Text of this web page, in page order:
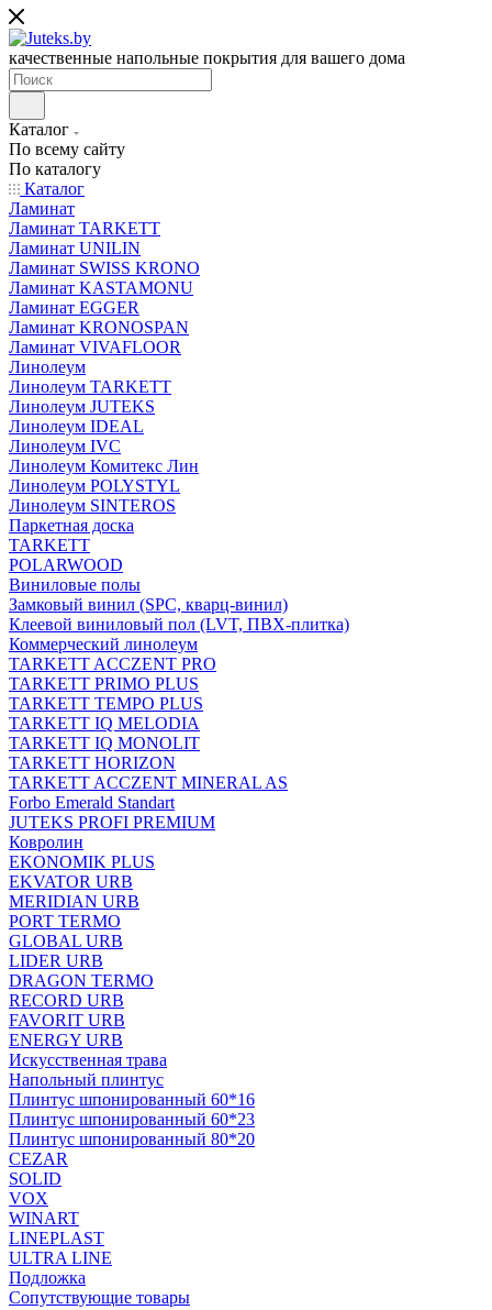
качественные напольные покрытия для вашего дома
Каталог
По всему сайту
По каталогу
Каталог
Ламинат
Ламинат TARKETT
Ламинат UNILIN
Ламинат SWISS KRONO
Ламинат KASTAMONU
Ламинат EGGER
Ламинат KRONOSPAN
Ламинат VIVAFLOOR
Линолеум
Линолеум TARKETT
Линолеум JUTEKS
Линолеум IDEAL
Линолеум IVC
Линолеум Комитекс Лин
Линолеум POLYSTYL
Линолеум SINTEROS
Паркетная доска
TARKETT
POLARWOOD
Виниловые полы
Замковый винил (SPC, кварц-винил)
Клеевой виниловый пол (LVT, ПВХ-плитка)
Коммерческий линолеум
TARKETT ACCZENT PRO
TARKETT PRIMO PLUS
TARKETT TEMPO PLUS
TARKETT IQ MELODIA
TARKETT IQ MONOLIT
TARKETT HORIZON
TARKETT ACCZENT MINERAL AS
Forbo Emerald Standart
JUTEKS PROFI PREMIUM
Ковролин
EKONOMIK PLUS
EKVATOR URB
MERIDIAN URB
PORT TERMO
GLOBAL URB
LIDER URB
DRAGON TERMO
RECORD URB
FAVORIT URB
ENERGY URB
Искусственная трава
Напольный плинтус
Плинтус шпонированный 60*16
Плинтус шпонированный 60*23
Плинтус шпонированный 80*20
CEZAR
SOLID
VOX
WINART
LINEPLAST
ULTRA LINE
Подложка
Сопутствующие товары